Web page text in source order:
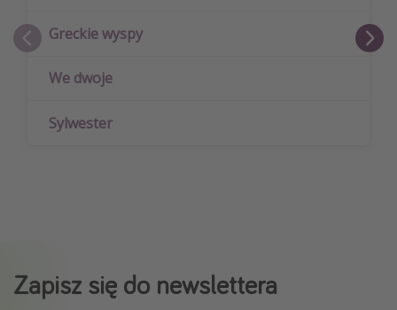
Greckie wyspy
We dwoje
Sylwester
Zapisz się do newslettera